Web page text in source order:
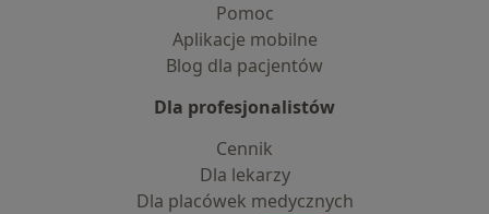
Pomoc
Aplikacje mobilne
Blog dla pacjentów
Dla profesjonalistów
Cennik
Dla lekarzy
Dla placówek medycznych